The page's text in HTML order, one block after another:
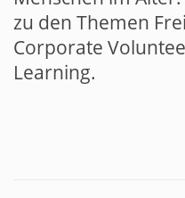
zu den Themen
Corporate
Learning.